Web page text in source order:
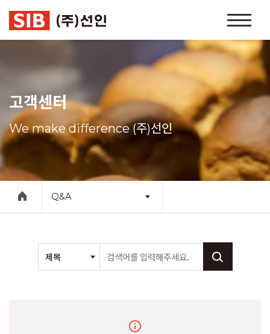
홈
이
지
네
비
게
이
고객센터
We make difference (주)선인
Q&A
info